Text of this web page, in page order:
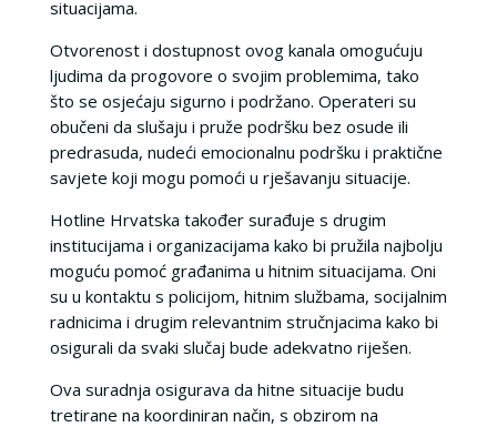
situacijama.
Otvorenost i dostupnost ovog kanala omogućuju
ljudima da progovore o svojim problemima, tako
što se osjećaju sigurno i podržano. Operateri su
obučeni da slušaju i pruže podršku bez osude ili
predrasuda, nudeći emocionalnu podršku i praktične
savjete koji mogu pomoći u rješavanju situacije.
Hotline Hrvatska također surađuje s drugim
institucijama i organizacijama kako bi pružila najbolju
moguću pomoć građanima u hitnim situacijama. Oni
su u kontaktu s policijom, hitnim službama, socijalnim
radnicima i drugim relevantnim stručnjacima kako bi
osigurali da svaki slučaj bude adekvatno riješen.
Ova suradnja osigurava da hitne situacije budu
tretirane na koordiniran način, s obzirom na